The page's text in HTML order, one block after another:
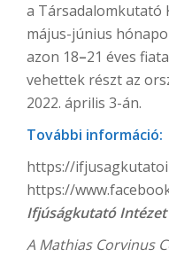
a Társadalomkutató
május-június
azon 18–21 éves
vehettek részt az
2022. április 3-án.
További információ:
https://
https://
Ifjúságkutató Intézet
A Mathias Corvinus